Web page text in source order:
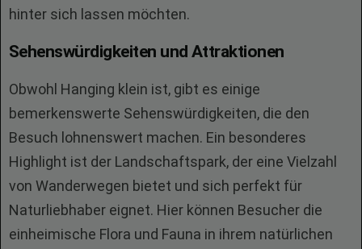
hinter sich lassen möchten.
Sehenswürdigkeiten und Attraktionen
Obwohl Hanging klein ist, gibt es einige
bemerkenswerte Sehenswürdigkeiten, die den
Besuch lohnenswert machen. Ein besonderes
Highlight ist der Landschaftspark, der eine Vielzahl
von Wanderwegen bietet und sich perfekt für
Naturliebhaber eignet. Hier können Besucher die
einheimische Flora und Fauna in ihrem natürlichen